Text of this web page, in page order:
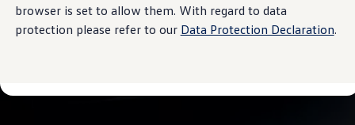
browser is set to allow them. With regard to data
protection please refer to our Data Protection Declaration.